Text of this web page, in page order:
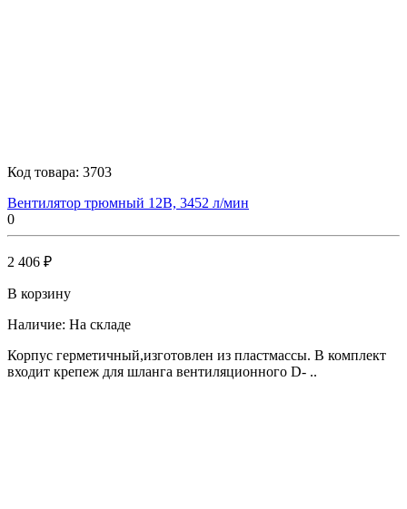
Код товара: 3703
Вентилятор трюмный 12В, 3452 л/мин
0
2 406 ₽
В корзину
Наличие: На складе
Корпус герметичный,изготовлен из пластмассы. В комплект
входит крепеж для шланга вентиляционного D- ..